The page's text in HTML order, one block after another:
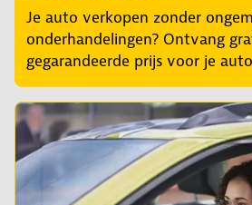
Je auto verkopen zonder
onderhandelingen? Ontvang
gegarandeerde prijs voor je